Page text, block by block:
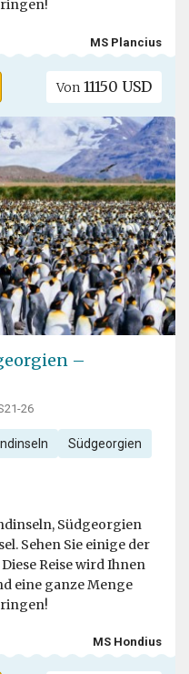
MS Plancius
Von 11150 USD
–
26
Südgeorgien
Südgeorgien
Sehen Sie einige der
Reise wird Ihnen
eine ganze Menge
MS Hondius